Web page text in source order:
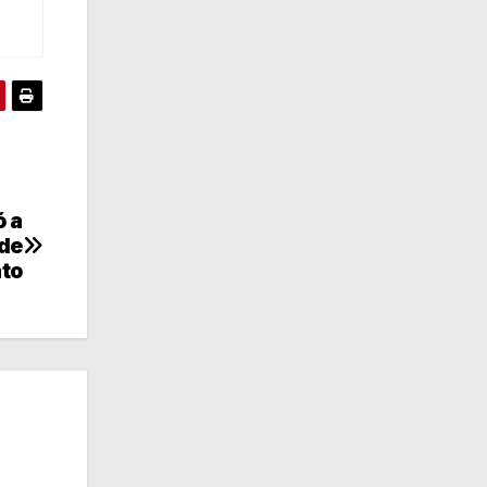
a